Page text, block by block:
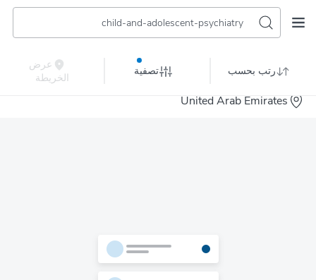
child-and-adolescent-psychiatry
رتب بحسب تصفية
عرض
الخريطة
United Arab Emirates